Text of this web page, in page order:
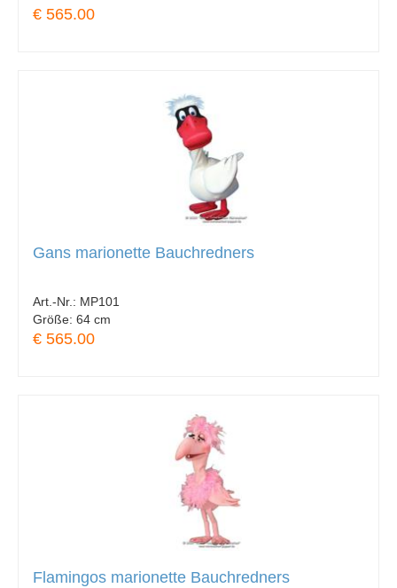
€ 565.00
Gans marionette Bauchredners
Art.-Nr.: MP101
Größe: 64 cm
€ 565.00
Flamingos marionette Bauchredners